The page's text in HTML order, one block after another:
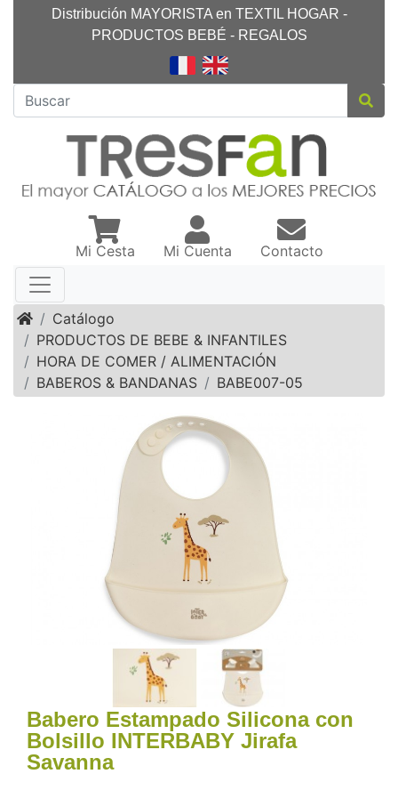
Distribución MAYORISTA en TEXTIL HOGAR -
PRODUCTOS BEBÉ - REGALOS
Mi Cesta Mi Cuenta Contacto
InicioCatálogo
PRODUCTOS DE BEBE & INFANTILES
HORA DE COMER / ALIMENTACIÓN
BABEROS & BANDANAS
BABE007-05
Babero Estampado Silicona con
Bolsillo INTERBABY Jirafa
Savanna